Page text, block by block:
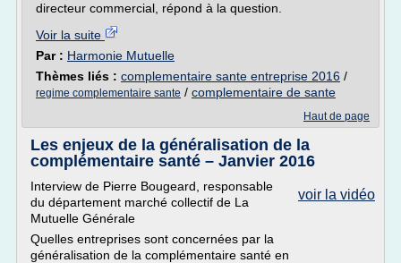
directeur commercial, répond à la question.
Voir la suite
Par : Harmonie Mutuelle
Thèmes liés : complementaire sante entreprise 2016 /
regime complementaire sante / complementaire de sante
Haut de page
Les enjeux de la généralisation de la
complémentaire santé – Janvier 2016
voir la vidéo
Interview de Pierre Bougeard, responsable
du département marché collectif de La
Mutuelle Générale
Quelles entreprises sont concernées par la
généralisation de la complémentaire santé en